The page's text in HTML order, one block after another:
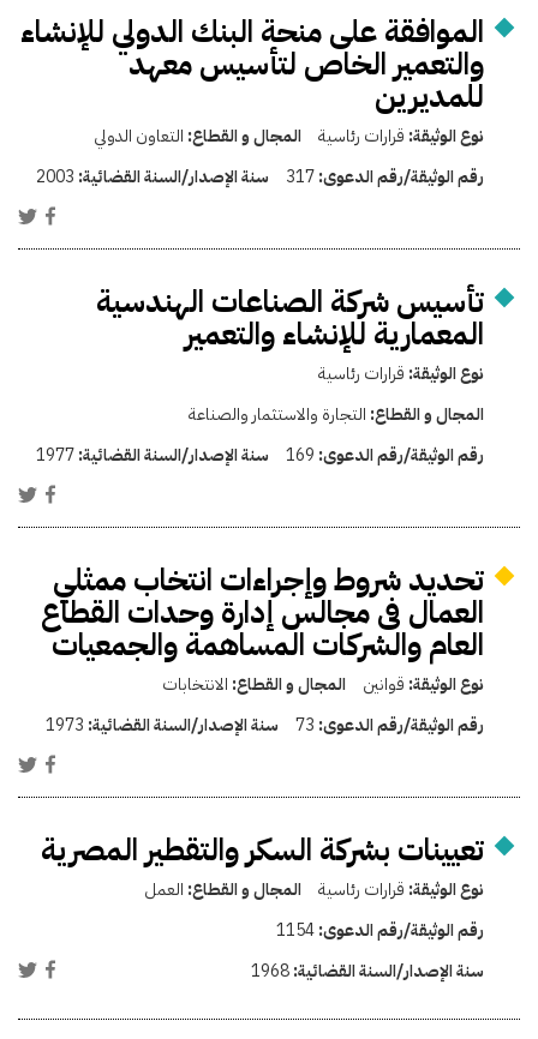
الموافقة على منحة البنك الدولي للإنشاء
والتعمير الخاص لتأسيس معهد
للمديرين
نوع الوثيقة: قرارات رئاسية المجال و القطاع: التعاون الدولي
رقم الوثيقة/رقم الدعوى:317 سنة الإصدار/السنة القضائية: 2003
تأسيس شركة الصناعات الهندسية
المعمارية للإنشاء والتعمير
نوع الوثيقة: قرارات رئاسية
المجال و القطاع: التجارة والاستثمار والصناعة
رقم الوثيقة/رقم الدعوى: 169 سنة الإصدار/السنة القضائية:1977
تحديد شروط وإجراءات انتخاب ممثلي
العمال فى مجالس إدارة وحدات القطاع
العام والشركات المساهمة والجمعيات
نوع الوثيقة: قوانين المجال و القطاع: الانتخابات
رقم الوثيقة/رقم الدعوى: 73 سنة الإصدار/السنة القضائية: 1973
تعيينات بشركة السكر والتقطير المصرية
نوع الوثيقة: قرارات رئاسية المجال و القطاع: العمل
رقم الوثيقة/رقم الدعوى:1154
سنة الإصدار/السنة القضائية:1968